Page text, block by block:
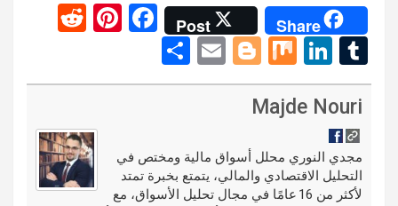
Share
Post
F
ce
o
k
Pi
er
t
d
t
T
u
m
bl
r
Li
n
ke
n
M
ix
Bl
o
er
E
m
h
Majde Nouri
مجدي النوري محلل أسواق مالية ومختص في
التحليل الاقتصادي والمالي، يتمتع بخبرة تمتد
لأكثر من 16 عامًا في مجال تحليل الأسواق، مع